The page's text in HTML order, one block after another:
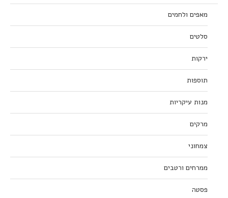
מאפים ולחמים
סלטים
ירקות
תוספות
מנות עיקריות
מרקים
צמחוני
ממרחים ורטבים
פסטה